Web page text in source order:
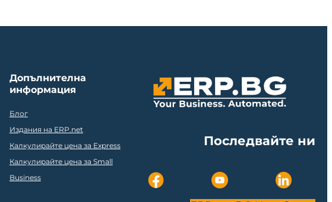
Допълнителна
информация
Блог
Издания на ERP.net
Калкулирайте цена за Express
Калкулирайте цена за Small
Business
Последвайте ни